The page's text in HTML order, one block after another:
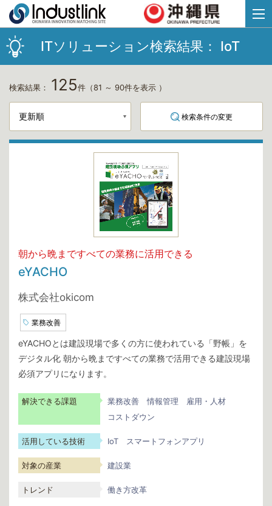
ITソリューション検索結果： IoT
検索結果： 125件 （81 ～ 90件を表示 ）
検索条件の変更
朝から晩まですべての業務に活用できる
eYACHO
株式会社okicom
業務改善
eYACHOとは建設現場で多くの方に使われている「野帳」を
デジタル化 朝から晩まですべての業務で活用できる建設現場
必須アプリになります。
解決できる課題 業務改善 情報管理
雇用・人材
コストダウン
活用している技術 IoT スマートフォンアプリ
対象の産業 建設業
トレンド 働き方改革